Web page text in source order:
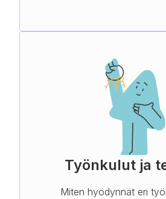
Työnkulut ja
Miten hyödynnät eri